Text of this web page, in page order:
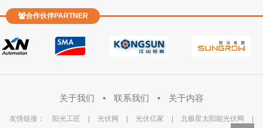
合作伙伴PARTNER
关于我们 • 联系我们 • 关于内容
友情链接： 阳光工匠 光伏网 光伏亿家 北极星太阳能光伏网